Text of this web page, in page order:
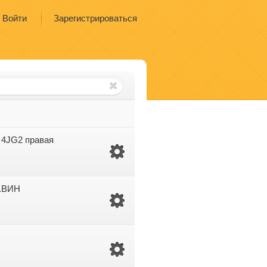
Войти Зарегистрироваться
правая